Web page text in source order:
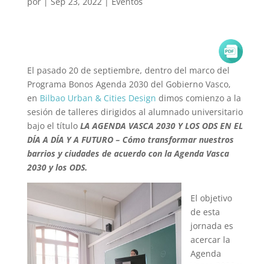
El pasado 20 de septiembre, dentro del marco del
Programa Bonos Agenda 2030 del Gobierno Vasco,
en Bilbao Urban & Cities Design dimos comienzo a la
sesión de talleres dirigidos al alumnado universitario
bajo el título LA AGENDA VASCA 2030 Y LOS ODS EN EL
DÍA A DÍA Y A FUTURO – Cómo transformar nuestros
barrios y ciudades de acuerdo con la Agenda Vasca
2030 y los ODS.
El objetivo
de esta
jornada es
acercar la
Agenda